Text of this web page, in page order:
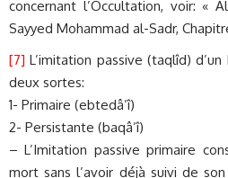
concernant l’Occultation, voir: «
Sayyed Mohammad al-Sadr,
[7] L’imitation passive (taqlîd)
deux sortes:
1- Primaire (ebtedâ’î)
2- Persistante (baqâ’î)
– L’Imitation passive primaire
mort sans l’avoir déjà suivi de